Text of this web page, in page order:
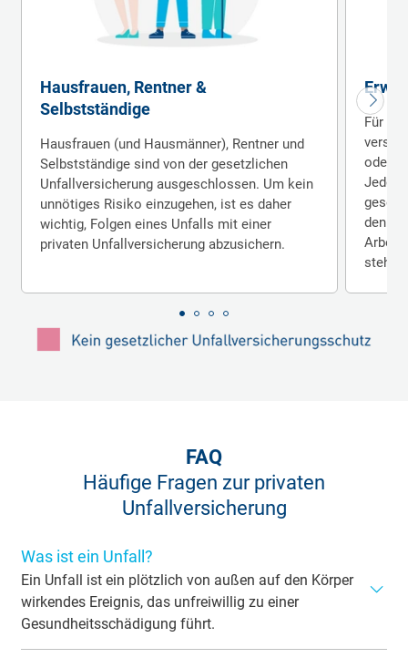
Hausfrauen, Rentner &
Selbstständige
Hausfrauen (und Haus­männer), Rentner und
Selbstständige sind von der ge­setzlichen
Unfall­versicherung aus­geschlossen. Um kein
unnötiges Risiko einzugehen, ist es daher
wichtig, Folgen eines Unfalls mit einer
privaten Unfall­versicherung abzusichern.
Für
oder
denn
stehen.
FAQ
Häufige Fragen zur privaten
Unfallversicherung
Was ist ein Unfall?
Ein Unfall ist ein plötzlich von außen auf den Körper
wirkendes Ereignis, das unfreiwillig zu einer
Gesundheitsschädigung führt.